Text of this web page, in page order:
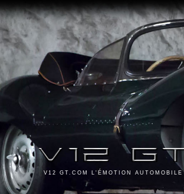
V12 GT.COM L'ÉMOTION AUTOMOBILE